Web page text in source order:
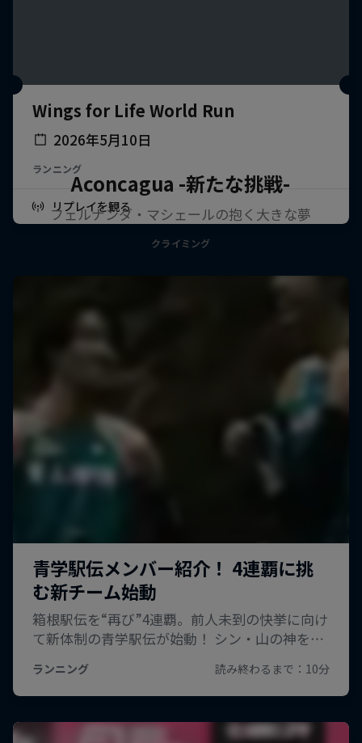
Wings for Life World Run
2026年5月10日
ランニング
リプレイを観る
Aconcagua -新たな挑戦-
フェルナンダ・マシェールの抱く大きな夢
クライミング